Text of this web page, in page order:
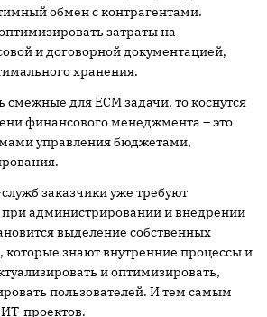
обмен с контрагентами.
затраты на
и договорной документацией,
хранения.
смежные для ECM задачи, то коснутся
финансового менеджмента – это
управления бюджетами,
заказчики уже требуют
при администрировании и внедрении
выделение собственных
которые знают внутренние процессы и
и оптимизировать,
пользователей. И тем самым
проектов.